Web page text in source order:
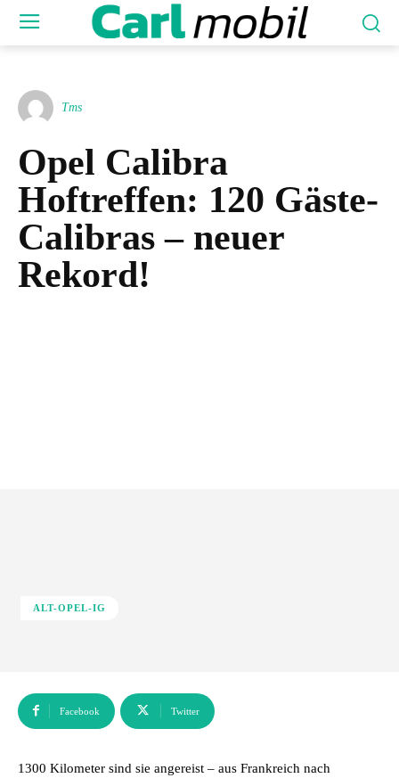
Tms
Opel Calibra
Hoftreffen: 120 Gäste-
Calibras – neuer
Rekord!
ALT-OPEL-IG
Facebook Twitter
1300 Kilometer sind sie angereist – aus Frankreich nach